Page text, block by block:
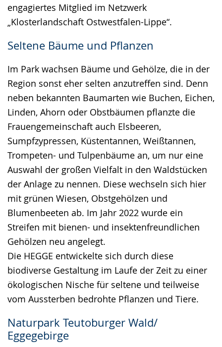
engagiertes Mitglied im Netzwerk
„Klosterlandschaft Ostwestfalen-Lippe“.
Seltene Bäume und Pflanzen
Im Park wachsen Bäume und Gehölze, die in der
Region sonst eher selten anzutreffen sind. Denn
neben bekannten Baumarten wie Buchen, Eichen,
Linden, Ahorn oder Obstbäumen pflanzte die
Frauengemeinschaft auch Elsbeeren,
Sumpfzypressen, Küstentannen, Weißtannen,
Trompeten- und Tulpenbäume an, um nur eine
Auswahl der großen Vielfalt in den Waldstücken
der Anlage zu nennen. Diese wechseln sich hier
mit grünen Wiesen, Obstgehölzen und
Blumenbeeten ab. Im Jahr 2022 wurde ein
Streifen mit bienen- und insektenfreundlichen
Gehölzen neu angelegt.
Die HEGGE entwickelte sich durch diese
biodiverse Gestaltung im Laufe der Zeit zu einer
ökologischen Nische für seltene und teilweise
vom Aussterben bedrohte Pflanzen und Tiere.
Naturpark Teutoburger Wald/
Eggegebirge